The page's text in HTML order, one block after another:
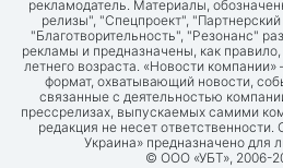
рекламодатель. Материалы,
релизы", "Спецпроект",
"Благотворительность", "Резонанс"
рекламы и предназначены, как
летнего возраста. «Новости
формат, охватывающий новости,
связанные с деятельностью
прессрелизах, выпускаемых самими
редакция не несет
Украина» предназначено для
© ООО «УБТ», 2006-